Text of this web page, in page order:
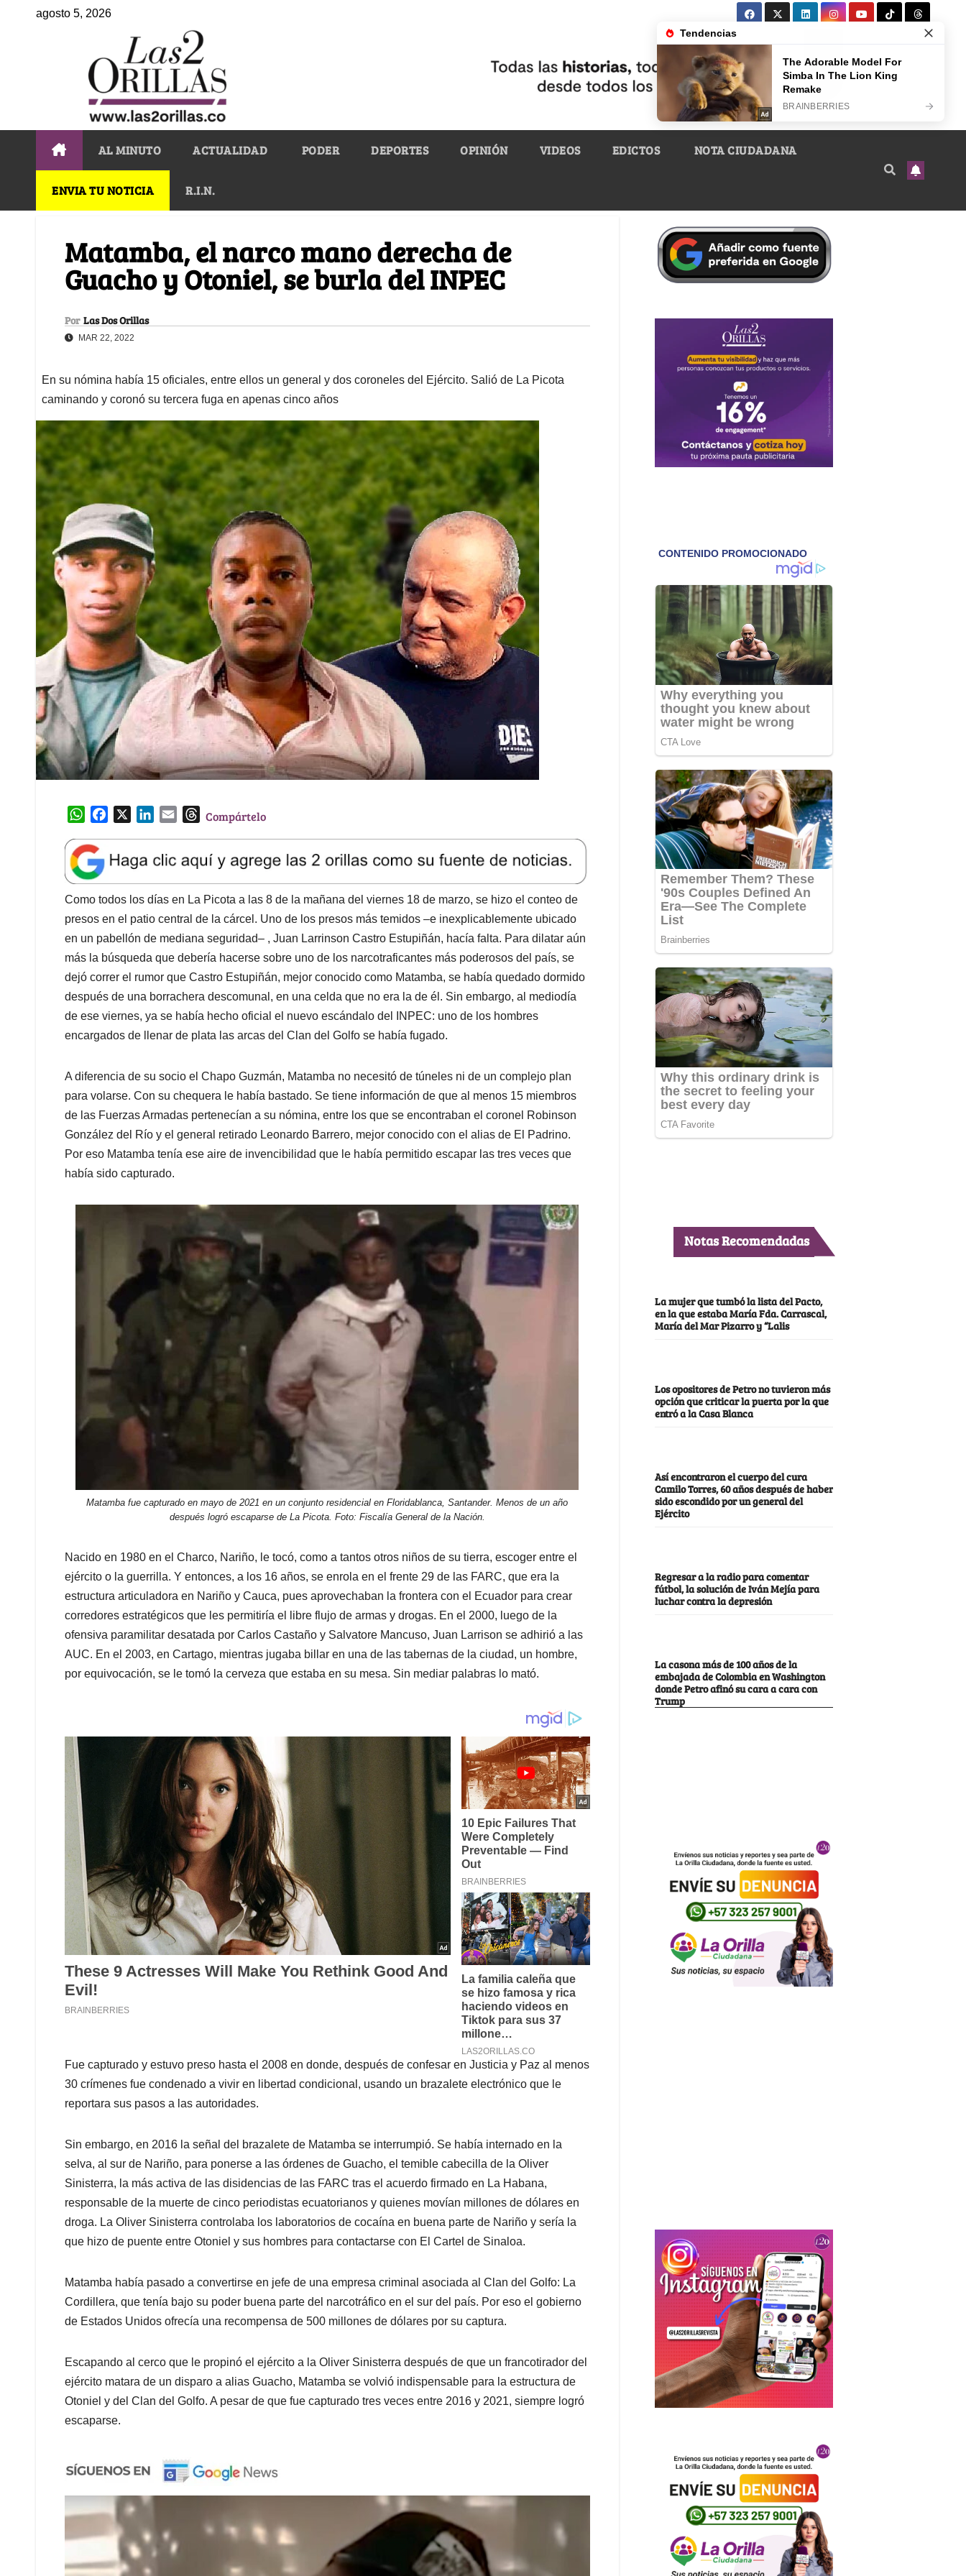
agosto 5, 2026
AL MINUTO ACTUALIDAD PODER DEPORTES OPINIÓN VIDEOS EDICTOS NOTA CIUDADANA
ENVIA TU NOTICIA R.I.N.
Matamba, el narco mano derecha de
Guacho y Otoniel, se burla del INPEC
Por Las Dos Orillas
MAR 22, 2022
En su nómina había 15 oficiales, entre ellos un general y dos coroneles del Ejército. Salió de La Picota
caminando y coronó su tercera fuga en apenas cinco años
W
a
t
s
A
p
p
e
b
o
o
k
k
e
d
I
n
l
T
e
a
d
s
Compártelo
Como todos los días en La Picota a las 8 de la mañana del viernes 18 de marzo, se hizo el conteo de
presos en el patio central de la cárcel. Uno de los presos más temidos –e inexplicablemente ubicado
en un pabellón de mediana seguridad– , Juan Larrinson Castro Estupiñán, hacía falta. Para dilatar aún
más la búsqueda que debería hacerse sobre uno de los narcotraficantes más poderosos del país, se
dejó correr el rumor que Castro Estupiñán, mejor conocido como Matamba, se había quedado dormido
después de una borrachera descomunal, en una celda que no era la de él. Sin embargo, al mediodía
de ese viernes, ya se había hecho oficial el nuevo escándalo del INPEC: uno de los hombres
encargados de llenar de plata las arcas del Clan del Golfo se había fugado.
A diferencia de su socio el Chapo Guzmán, Matamba no necesitó de túneles ni de un complejo plan
para volarse. Con su chequera le había bastado. Se tiene información de que al menos 15 miembros
de las Fuerzas Armadas pertenecían a su nómina, entre los que se encontraban el coronel Robinson
González del Río y el general retirado Leonardo Barrero, mejor conocido con el alias de El Padrino.
Por eso Matamba tenía ese aire de invencibilidad que le había permitido escapar las tres veces que
había sido capturado.
Matamba fue capturado en mayo de 2021 en un conjunto residencial en Floridablanca, Santander. Menos de un año
después logró escaparse de La Picota. Foto: Fiscalía General de la Nación.
Nacido en 1980 en el Charco, Nariño, le tocó, como a tantos otros niños de su tierra, escoger entre el
ejército o la guerrilla. Y entonces, a los 16 años, se enrola en el frente 29 de las FARC, que era la
estructura articuladora en Nariño y Cauca, pues aprovechaban la frontera con el Ecuador para crear
corredores estratégicos que les permitiría el libre flujo de armas y drogas. En el 2000, luego de la
ofensiva paramilitar desatada por Carlos Castaño y Salvatore Mancuso, Juan Larrison se adhirió a las
AUC. En el 2003, en Cartago, mientras jugaba billar en una de las tabernas de la ciudad, un hombre,
por equivocación, se le tomó la cerveza que estaba en su mesa. Sin mediar palabras lo mató.
Fue capturado y estuvo preso hasta el 2008 en donde, después de confesar en Justicia y Paz al menos
30 crímenes fue condenado a vivir en libertad condicional, usando un brazalete electrónico que le
reportara sus pasos a las autoridades.
Sin embargo, en 2016 la señal del brazalete de Matamba se interrumpió. Se había internado en la
selva, al sur de Nariño, para ponerse a las órdenes de Guacho, el temible cabecilla de la Oliver
Sinisterra, la más activa de las disidencias de las FARC tras el acuerdo firmado en La Habana,
responsable de la muerte de cinco periodistas ecuatorianos y quienes movían millones de dólares en
droga. La Oliver Sinisterra controlaba los laboratorios de cocaína en buena parte de Nariño y sería la
que hizo de puente entre Otoniel y sus hombres para contactarse con El Cartel de Sinaloa.
Matamba había pasado a convertirse en jefe de una empresa criminal asociada al Clan del Golfo: La
Cordillera, que tenía bajo su poder buena parte del narcotráfico en el sur del país. Por eso el gobierno
de Estados Unidos ofrecía una recompensa de 500 millones de dólares por su captura.
Escapando al cerco que le propinó el ejército a la Oliver Sinisterra después de que un francotirador del
ejército matara de un disparo a alias Guacho, Matamba se volvió indispensable para la estructura de
Otoniel y del Clan del Golfo. A pesar de que fue capturado tres veces entre 2016 y 2021, siempre logró
escaparse.
Notas Recomendadas
La mujer que tumbó la lista del Pacto,
en la que estaba María Fda. Carrascal,
María del Mar Pizarro y “Lalis
Los opositores de Petro no tuvieron más
opción que criticar la puerta por la que
entró a la Casa Blanca
Así encontraron el cuerpo del cura
Camilo Torres, 60 años después de haber
sido escondido por un general del
Ejército
Regresar a la radio para comentar
fútbol, la solución de Iván Mejía para
luchar contra la depresión
La casona más de 100 años de la
embajada de Colombia en Washington
donde Petro afinó su cara a cara con
Trump